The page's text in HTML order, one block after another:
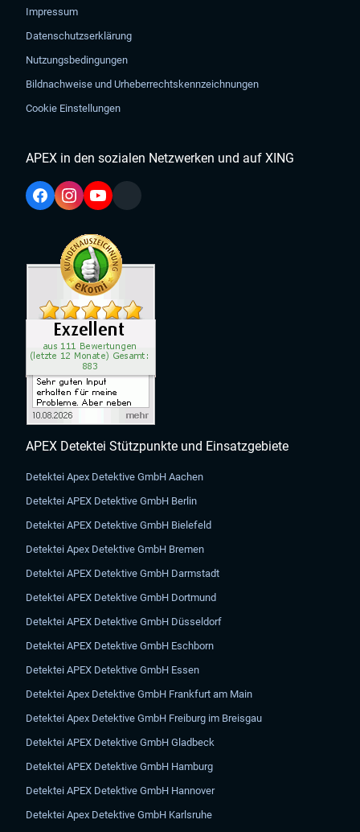
Impressum
Datenschutzserklärung
Nutzungsbedingungen
Bildnachweise und Urheberrechtskennzeichnungen
Cookie Einstellungen
APEX in den sozialen Netzwerken und auf XING
APEX Detektei Stützpunkte und Einsatzgebiete
Detektei Apex Detektive GmbH Aachen
Detektei APEX Detektive GmbH Berlin
Detektei APEX Detektive GmbH Bielefeld
Detektei Apex Detektive GmbH Bremen
Detektei APEX Detektive GmbH Darmstadt
Detektei APEX Detektive GmbH Dortmund
Detektei APEX Detektive GmbH Düsseldorf
Detektei APEX Detektive GmbH Eschborn
Detektei APEX Detektive GmbH Essen
Detektei Apex Detektive GmbH Frankfurt am Main
Detektei Apex Detektive GmbH Freiburg im Breisgau
Detektei APEX Detektive GmbH Gladbeck
Detektei APEX Detektive GmbH Hamburg
Detektei APEX Detektive GmbH Hannover
Detektei Apex Detektive GmbH Karlsruhe